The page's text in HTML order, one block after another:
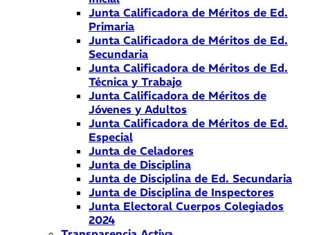
Junta Calificadora de Méritos de Ed.
Primaria
Junta Calificadora de Méritos de Ed.
Secundaria
Junta Calificadora de Méritos de Ed.
Técnica y Trabajo
Junta Calificadora de Méritos de
Jóvenes y Adultos
Junta Calificadora de Méritos de Ed.
Especial
Junta de Celadores
Junta de Disciplina
Junta de Disciplina de Ed. Secundaria
Junta de Disciplina de Inspectores
Junta Electoral Cuerpos Colegiados
2024